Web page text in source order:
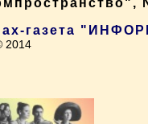
газета
2014